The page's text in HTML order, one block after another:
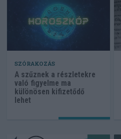
SZÓRAKOZÁS
A szűznek a részletekre
való figyelme ma
különösen kifizetődő
lehet